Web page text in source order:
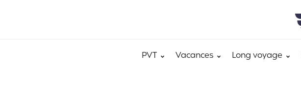
PVT Vacances Long voyage